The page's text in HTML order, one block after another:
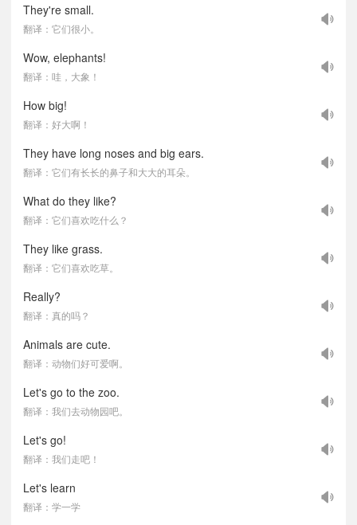
They're small.
翻译：它们很小。
Wow, elephants!
翻译：哇，大象！
How big!
翻译：好大啊！
They have long noses and big ears.
翻译：它们有长长的鼻子和大大的耳朵。
What do they like?
翻译：它们喜欢吃什么？
They like grass.
翻译：它们喜欢吃草。
Really?
翻译：真的吗？
Animals are cute.
翻译：动物们好可爱啊。
Let's go to the zoo.
翻译：我们去动物园吧。
Let's go!
翻译：我们走吧！
Let's learn
翻译：学一学